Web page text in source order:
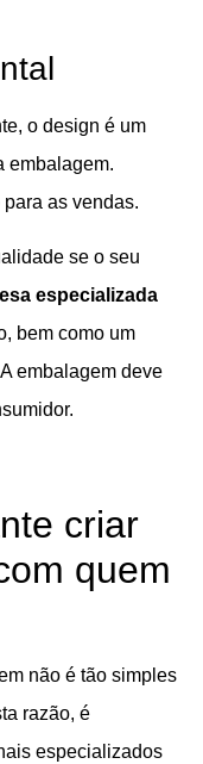
o design é um
embalagem.
as vendas.
se o seu
especializada
bem como um
embalagem deve
criar
quem
não é tão simples
razão, é
especializados